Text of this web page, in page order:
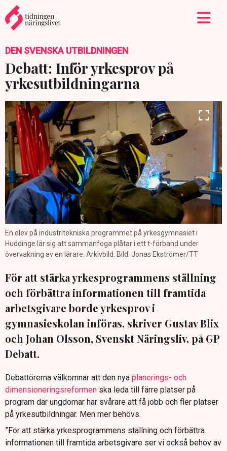
DEN SVENSKA UTBILDNINGEN
Debatt: Inför yrkesprov på
yrkesutbildningarna
En elev på industritekniska programmet på yrkesgymnasiet i
Huddinge lär sig att sammanfoga plåtar i ett t-förband under
övervakning av en lärare. Arkivbild. Bild: Jonas Ekströmer/TT
För att stärka yrkesprogrammens ställning
och förbättra informationen till framtida
arbetsgivare borde yrkesprov i
gymnasieskolan införas, skriver Gustav Blix
och Johan Olsson, Svenskt Näringsliv, på GP
Debatt.
Debattörerna välkomnar att den nya planerings- och
dimensioneringsreformen ska leda till färre platser på
program där ungdomar har svårare att få jobb och fler platser
på yrkesutbildningar. Men mer behövs.
”För att stärka yrkesprogrammens ställning och förbättra
informationen till framtida arbetsgivare ser vi också behov av